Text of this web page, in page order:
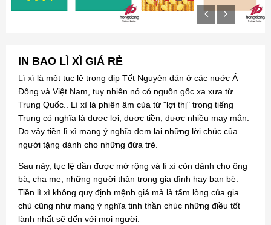
IN BAO LÌ XÌ GIÁ RẺ
Lì xì là một tục lệ trong dịp Tết Nguyên đán ở các nước Á
Đông và Việt Nam, tuy nhiên nó có nguồn gốc xa xưa từ
Trung Quốc.. Lì xì là phiên âm của từ "lợi thị" trong tiếng
Trung có nghĩa là được lợi, được tiền, được nhiều may mắn.
Do vậy tiền lì xì mang ý nghĩa đem lại những lời chúc của
người tặng dành cho những đứa trẻ.
Sau này, tục lệ dần được mở rộng và lì xì còn dành cho ông
bà, cha mẹ, những người thân trong gia đình hay bạn bè.
Tiền lì xì không quy định mệnh giá mà là tấm lòng của gia
chủ cũng như mang ý nghĩa tinh thần chúc những điều tốt
lành nhất sẽ đến với mọi người.